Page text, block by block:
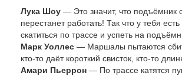
Лука Шоу — Это значит, что подъёмник
перестанет работать! Так что у тебя
скатиться по трассе и успеть на
Марк Уоллес — Маршалы пытаются
кто-то даёт короткий свисток, кто-то
Амари Пьеррон — По трассе катятся